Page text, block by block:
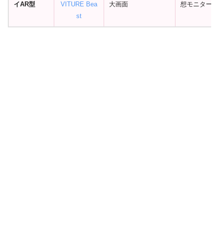
イAR型
VITURE Bea
st
大画面
想モニター